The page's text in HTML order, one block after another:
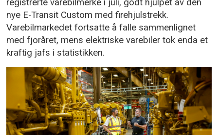
registrerte varebilmerke i juli, godt hjulpet av den
nye E-Transit Custom med firehjulstrekk.
Varebilmarkedet fortsatte å falle sammenlignet
med fjoråret, mens elektriske varebiler tok enda et
kraftig jafs i statistikken.